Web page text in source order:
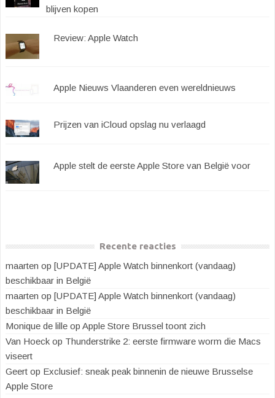
blijven kopen
Review: Apple Watch
Apple Nieuws Vlaanderen even wereldnieuws
Prijzen van iCloud opslag nu verlaagd
Apple stelt de eerste Apple Store van België voor
Recente reacties
maarten op [UPDATE] Apple Watch binnenkort (vandaag)
beschikbaar in België
maarten op [UPDATE] Apple Watch binnenkort (vandaag)
beschikbaar in België
Monique de lille op Apple Store Brussel toont zich
Van Hoeck op Thunderstrike 2: eerste firmware worm die Macs
viseert
Geert op Exclusief: sneak peak binnenin de nieuwe Brusselse
Apple Store